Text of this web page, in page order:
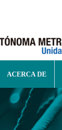
ACERCA DE